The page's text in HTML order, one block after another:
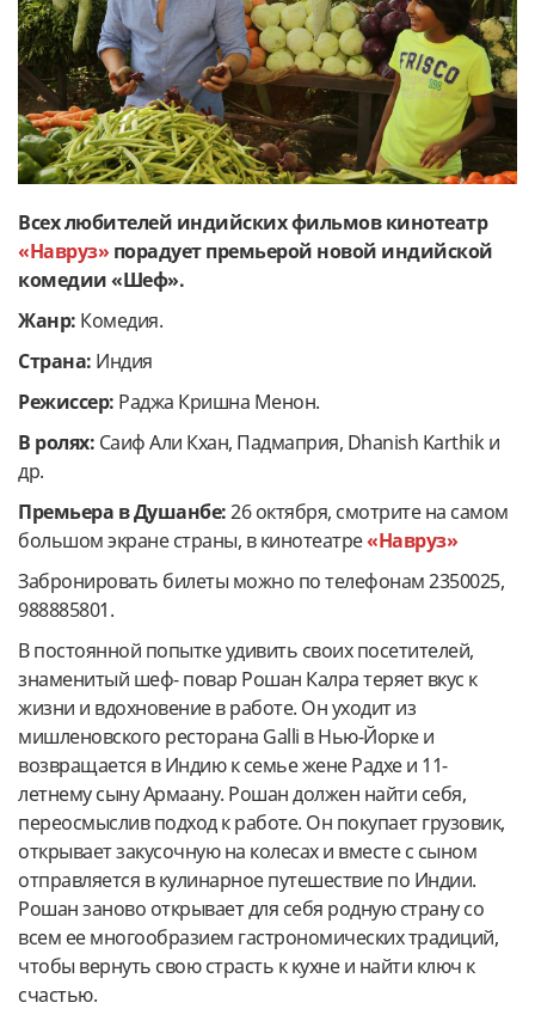
Всех любителей индийских фильмов кинотеатр
«Навруз» порадует премьерой новой индийской
комедии «Шеф».
Жанр: Комедия.
Страна: Индия
Режиссер: Раджа Кришна Менон.
В ролях: Саиф Али Кхан, Падмаприя, Dhanish Karthik и
др.
Премьера в Душанбе:26 октября, смотрите на самом
большом экране страны, в кинотеатре«Навруз»
Забронировать билеты можно по телефонам ‎2350025,
‎988885801.
В постоянной попытке удивить своих посетителей,
знаменитый шеф- повар Рошан Калра теряет вкус к
жизни и вдохновение в работе. Он уходит из
мишленовского ресторана Galli в Нью-Йорке и
возвращается в Индию к семье жене Радхе и 11-
летнему сыну Армаану. Рошан должен найти себя,
переосмыслив подход к работе. Он покупает грузовик,
открывает закусочную на колесах и вместе с сыном
отправляется в кулинарное путешествие по Индии.
Рошан заново открывает для себя родную страну со
всем ее многообразием гастрономических традиций,
чтобы вернуть свою страсть к кухне и найти ключ к
счастью.